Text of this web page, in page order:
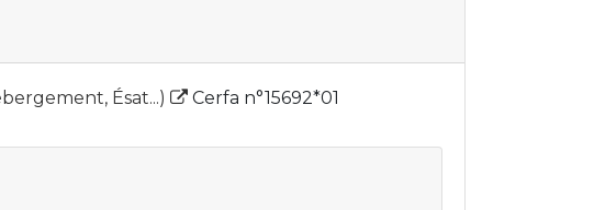
Ésat...) Cerfa n°15692*01